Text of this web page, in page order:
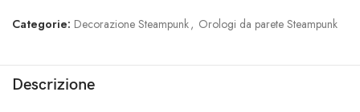
Categorie: Decorazione Steampunk, Orologi da parete Steampunk
Descrizione